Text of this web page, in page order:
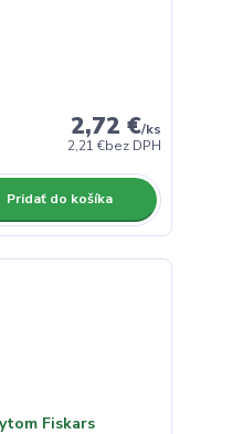
2,72 €/ks
2,21 €bez DPH
Pridať do košíka